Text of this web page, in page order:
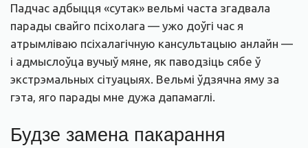
Падчас адбыцця «сутак» вельмі часта згадвала
парады свайго псіхолага — ужо доўгі час я
атрымліваю псіхалагічную кансультацыю анлайн —
і адмыслоўца вучыў мяне, як паводзіць сябе ў
экстрэмальных сітуацыях. Вельмі ўдзячна яму за
гэта, яго парады мне дужа дапамаглі.
Будзе замена пакарання